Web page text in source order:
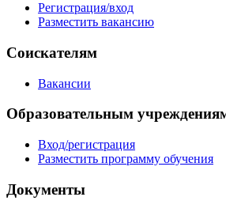
Регистрация/вход
Разместить вакансию
Соискателям
Вакансии
Образовательным
Вход/регистрация
Разместить программу обучения
Документы